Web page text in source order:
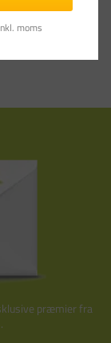
præmier fra
moms